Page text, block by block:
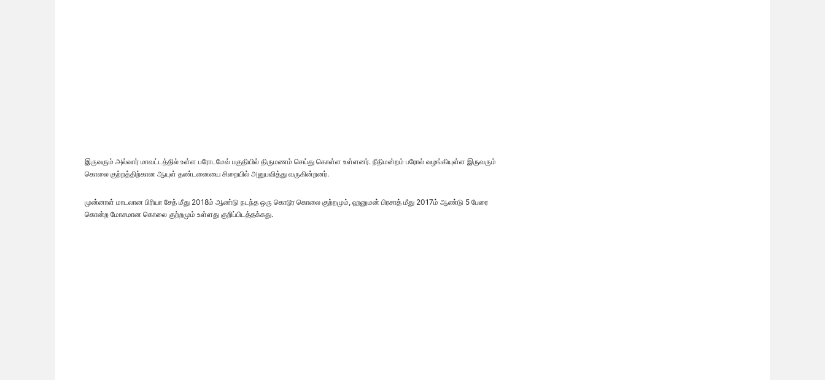
இருவரும் அல்வார் மாவட்டத்தில் உள்ள பரோடமேவ் பகுதியில் திருமணம் செய்து கொள்ள உள்ளனர். நீதிமன்றம் பரோல் வழங்கியுள்ள இருவரும்
கொலை குற்றத்திற்கான ஆயுள் தண்டனையை சிறையில் அனுபவித்து வருகின்றனர்.
முன்னாள் மாடலான பிரியா சேத் மீது 2018ம் ஆண்டு நடந்த ஒரு கொடூர கொலை குற்றமும், ஹனுமன் பிரசாத் மீது 2017ம் ஆண்டு 5 பேரை
கொன்ற மோசமான கொலை குற்றமும் உள்ளது குறிப்பிடத்தக்கது.